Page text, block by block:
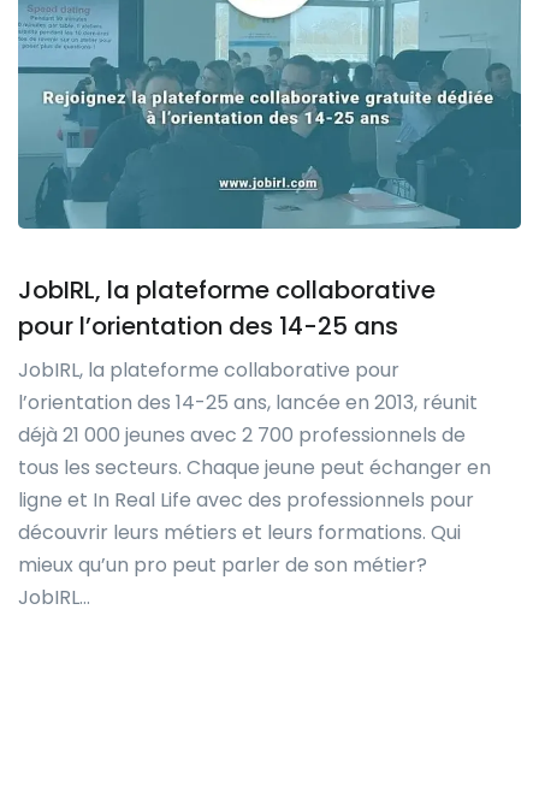
JobIRL, la plateforme collaborative
pour l’orientation des 14-25 ans
JobIRL, la plateforme collaborative pour
l’orientation des 14-25 ans, lancée en 2013, réunit
déjà 21 000 jeunes avec 2 700 professionnels de
tous les secteurs. Chaque jeune peut échanger en
ligne et In Real Life avec des professionnels pour
découvrir leurs métiers et leurs formations. Qui
mieux qu’un pro peut parler de son métier?
JobIRL…